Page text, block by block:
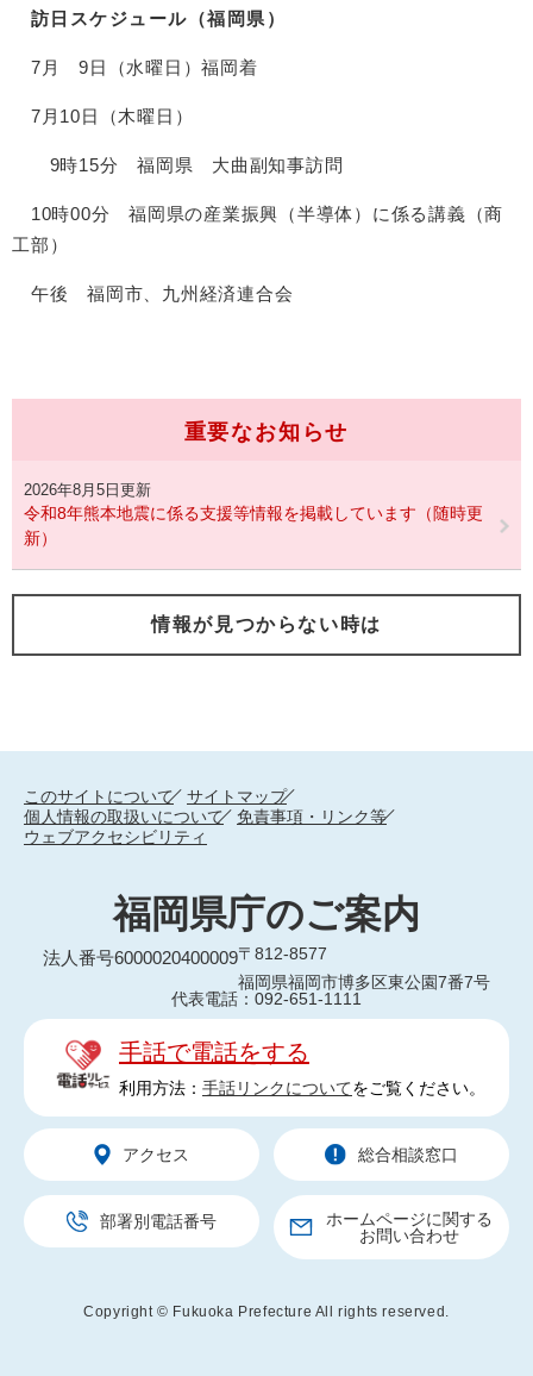
訪日スケジュール（福岡県）
7月 9日（水曜日）福岡着
7月10日（木曜日）
9時15分 福岡県 大曲副知事訪問
10時00分 福岡県の産業振興（半導体）に係る講義（商
工部）
午後 福岡市、九州経済連合会
重要なお知らせ
2026年8月5日更新
令和8年熊本地震に係る支援等情報を掲載しています（随時更
新）
情報が見つからない時は
このサイトについて
サイトマップ
個人情報の取扱いについて
免責事項・リンク等
ウェブアクセシビリティ
福岡県庁のご案内
法人番号6000020400009〒812-8577
福岡県福岡市博多区東公園7番7号
代表電話：092-651-1111
手話で電話をする
利用方法： 手話リンクについてをご覧ください。
アクセス 総合相談窓口
部署別電話番号
ホームページに関する
お問い合わせ
Copyright © Fukuoka Prefecture All rights reserved.